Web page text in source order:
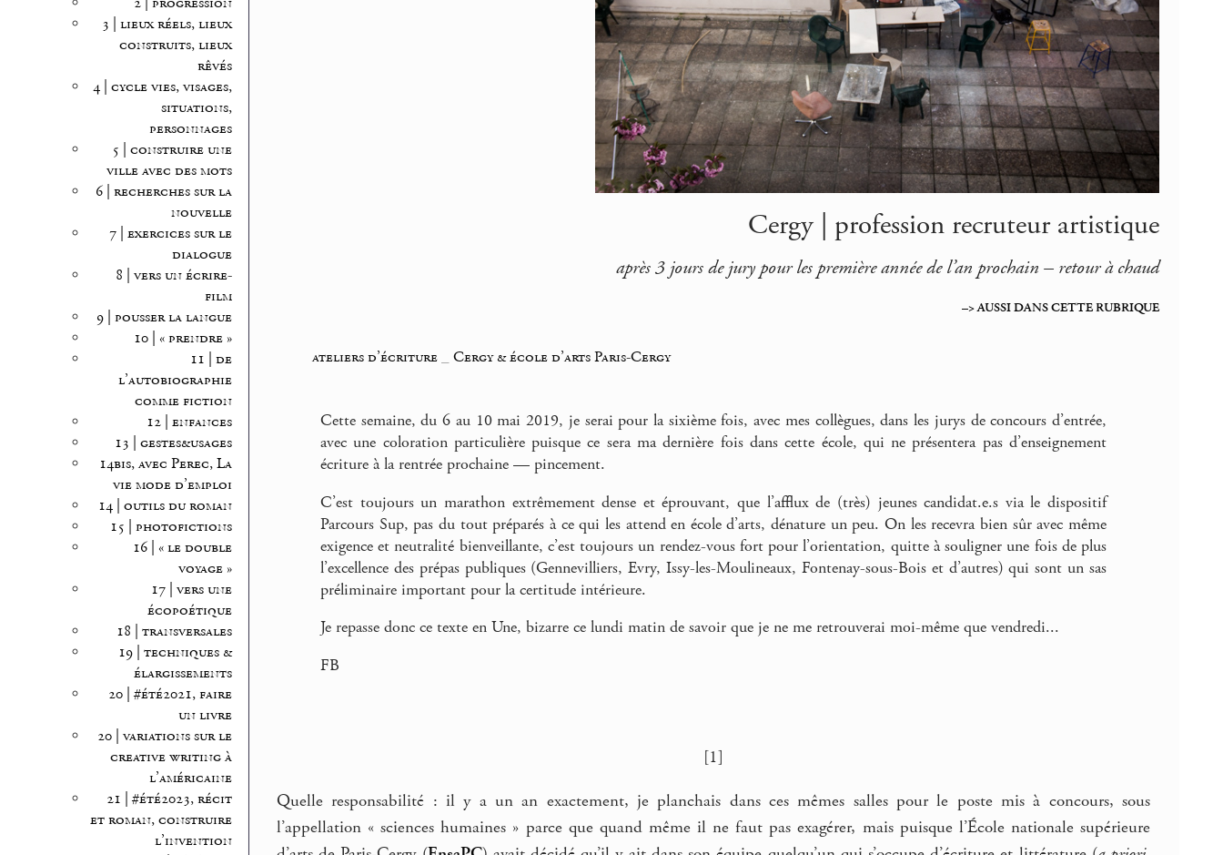
3 | lieux réels, lieux
construits, lieux
rêvés
4 | cycle vies, visages,
situations,
personnages
5 | construire une
ville avec des mots
6 | recherches sur la
nouvelle
7 | exercices sur le
dialogue
8 | vers un écrire-
film
9 | pousser la langue
10 | « prendre »
11 | de
l’autobiographie
comme fiction
12 | enfances
13 | gestes&usages
14bis, avec Perec, La
vie mode d’emploi
14 | outils du roman
15 | photofictions
16 | « le double
voyage »
17 | vers une
écopoétique
18 | transversales
19 | techniques &
élargissements
20 | #été2021, faire
un livre
20 | variations sur le
creative writing à
l’américaine
21 | #été2023, récit
et roman, construire
l’invention
Cergy | profession recruteur artistique
après 3 jours de jury pour les première année de l’an prochain – retour à chaud
–> AUSSI DANS CETTE RUBRIQUE
ateliers d’écriture _Cergy & école d’arts Paris-Cergy
Cette semaine, du 6 au 10 mai 2019, je serai pour la sixième fois, avec mes collègues, dans les jurys de concours d’entrée,
avec une coloration particulière puisque ce sera ma dernière fois dans cette école, qui ne présentera pas d’enseignement
écriture à la rentrée prochaine — pincement.
C’est toujours un marathon extrêmement dense et éprouvant, que l’afflux de (très) jeunes candidat.e.s via le dispositif
Parcours Sup, pas du tout préparés à ce qui les attend en école d’arts, dénature un peu. On les recevra bien sûr avec même
exigence et neutralité bienveillante, c’est toujours un rendez-vous fort pour l’orientation, quitte à souligner une fois de plus
l’excellence des prépas publiques (Gennevilliers, Evry, Issy-les-Moulineaux, Fontenay-sous-Bois et d’autres) qui sont un sas
préliminaire important pour la certitude intérieure.
Je repasse donc ce texte en Une, bizarre ce lundi matin de savoir que je ne me retrouverai moi-même que vendredi...
FB
[1]
Quelle responsabilité : il y a un an exactement, je planchais dans ces mêmes salles pour le poste mis à concours, sous
l’appellation « sciences humaines » parce que quand même il ne faut pas exagérer, mais puisque l’École nationale supérieure